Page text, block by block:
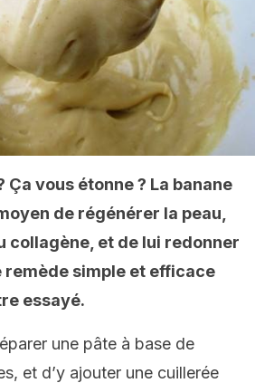
Ça vous étonne ? La banane
de régénérer la peau,
collagène, et de lui redonner
remède simple et efficace
essayé.
une pâte à base de
et d’y ajouter une cuillerée